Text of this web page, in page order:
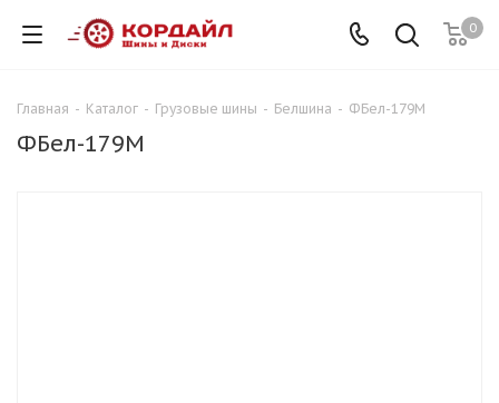
0
Главная - Каталог - Грузовые шины - Белшина - ФБел-179М
ФБел-179М